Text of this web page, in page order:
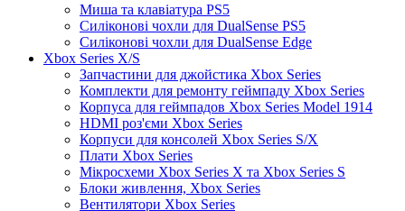
Миша та клавіатура PS5
Силіконові чохли для DualSense PS5
Силіконові чохли для DualSense Edge
Xbox Series X/S
Запчастини для джойстика Xbox Series
Комплекти для ремонту геймпаду Xbox Series
Корпуса для геймпадов Xbox Series Model 1914
HDMI роз'єми Xbox Series
Корпуси для консолей Xbox Series S/X
Плати Xbox Series
Мікросхеми Xbox Series X та Xbox Series S
Блоки живлення, Xbox Series
Вентилятори Xbox Series